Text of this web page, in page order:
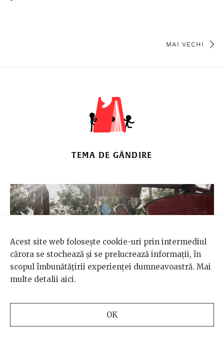
MAI VECHI
TEMA DE GÂNDIRE
ÎN AFARA BULEI/MEDIU
Acest site web folosește cookie-uri prin intermediul
cărora se stochează și se prelucrează informații, în
scopul îmbunătățirii experienței dumneavoastră. Mai
multe detalii aici.
OK